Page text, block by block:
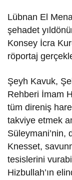
Lübnan El
şehadet
Konsey İcra
röportaj
Şeyh Kavuk,
Rehberi İmam
tüm direniş
takviye etmek
Süleymani’nin,
Knesset,
tesislerini
Hizbullah’ın